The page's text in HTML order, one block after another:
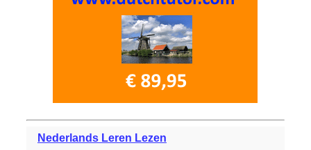
Nederlands Leren Lezen